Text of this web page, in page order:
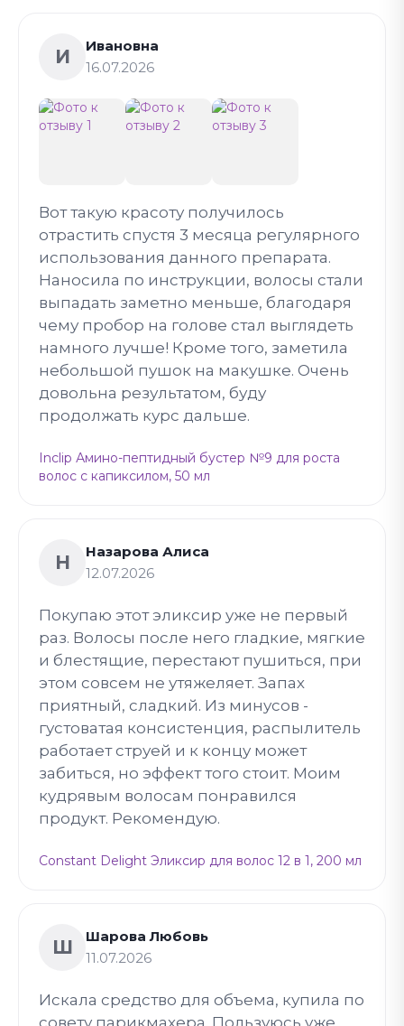
И
Ивановна
16.07.2026
Вот такую красоту получилось
отрастить спустя 3 месяца регулярного
использования данного препарата.
Наносила по инструкции, волосы стали
выпадать заметно меньше, благодаря
чему пробор на голове стал выглядеть
намного лучше! Кроме того, заметила
небольшой пушок на макушке. Очень
довольна результатом, буду
продолжать курс дальше.
Inclip Амино-пептидный бустер №9 для роста
волос с капиксилом, 50 мл
Н
Назарова Алиса
12.07.2026
Покупаю этот эликсир уже не первый
раз. Волосы после него гладкие, мягкие
и блестящие, перестают пушиться, при
этом совсем не утяжеляет. Запах
приятный, сладкий. Из минусов -
густоватая консистенция, распылитель
работает струей и к концу может
забиться, но эффект того стоит. Моим
кудрявым волосам понравился
продукт. Рекомендую.
Constant Delight Эликсир для волос 12 в 1, 200 мл
Ш
Шарова Любовь
11.07.2026
Искала средство для объема, купила по
совету парикмахера. Пользуюсь уже